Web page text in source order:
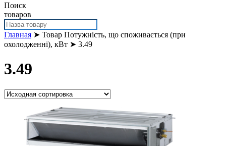
Поиск
товаров
Главная ➤ Товар Потужність, що споживається (при
охолодженні), кВт ➤ 3.49
3.49